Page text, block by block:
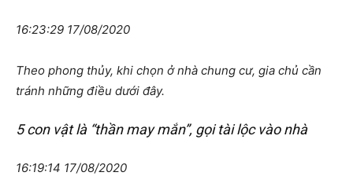
16:23:29 17/08/2020
Theo phong thủy, khi chọn ở nhà chung cư, gia chủ cần
tránh những điều dưới đây.
5 con vật là “thần may mắn”, gọi tài lộc vào nhà
16:19:14 17/08/2020